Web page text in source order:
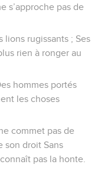
s’approche pas de
lions rugissants ; Ses
rien à ronger au
hommes portés
les choses
commet pas de
son droit Sans
pas la honte.